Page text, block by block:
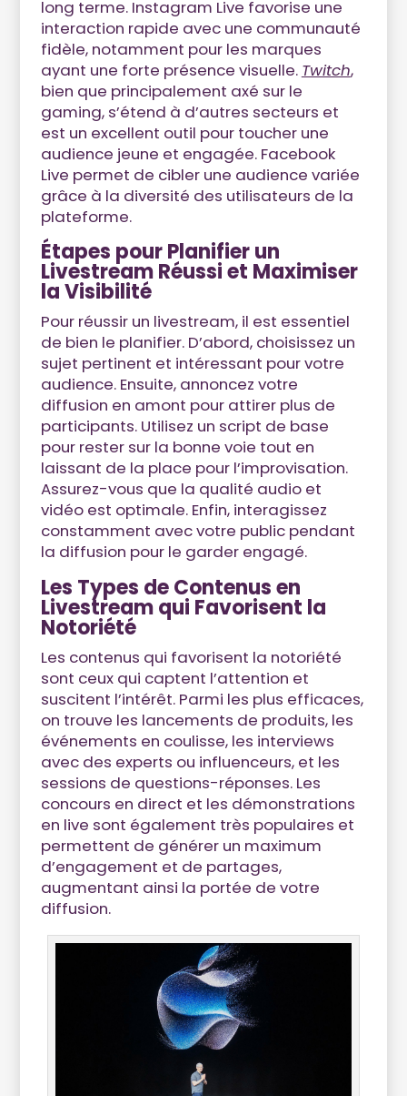
long terme. Instagram Live favorise une
interaction rapide avec une communauté
fidèle, notamment pour les marques
ayant une forte présence visuelle. Twitch,
bien que principalement axé sur le
gaming, s’étend à d’autres secteurs et
est un excellent outil pour toucher une
audience jeune et engagée. Facebook
Live permet de cibler une audience variée
grâce à la diversité des utilisateurs de la
plateforme.
Étapes pour Planifier un
Livestream Réussi et Maximiser
la Visibilité
Pour réussir un livestream, il est essentiel
de bien le planifier. D’abord, choisissez un
sujet pertinent et intéressant pour votre
audience. Ensuite, annoncez votre
diffusion en amont pour attirer plus de
participants. Utilisez un script de base
pour rester sur la bonne voie tout en
laissant de la place pour l’improvisation.
Assurez-vous que la qualité audio et
vidéo est optimale. Enfin, interagissez
constamment avec votre public pendant
la diffusion pour le garder engagé.
Les Types de Contenus en
Livestream qui Favorisent la
Notoriété
Les contenus qui favorisent la notoriété
sont ceux qui captent l’attention et
suscitent l’intérêt. Parmi les plus efficaces,
on trouve les lancements de produits, les
événements en coulisse, les interviews
avec des experts ou influenceurs, et les
sessions de questions-réponses. Les
concours en direct et les démonstrations
en live sont également très populaires et
permettent de générer un maximum
d’engagement et de partages,
augmentant ainsi la portée de votre
diffusion.